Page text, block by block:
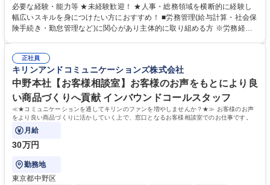
営を支えるゼネラリストをめざせます。 ・初期業務：労働時間管理、給与
計算、社会保険対応、福利厚生管理、安全衛生、健康経営推進等をお任せ
します。ご経験に応じて、休職者管理など、幅広く経験を積んでいただき
幅広く経験を積みたい意欲がある方に最適な環境です。 募集職種 【総
務・人事】未経験歓迎/日立グループ/組織運営を支えるゼネラリストを目
指す
必要な経験・能力等 ★未経験歓迎！ ★人事・総務領域を横断的に経験し
幅広いスキルを身につけたい方におすすめ！ ■労務管理(給与計算・社会保
険手続き・勤怠管理など)に関心があり主体的に取り組める方 ※労務経験
のご経験 ■労務管理（給与計算・社会保険手続き・勤怠管理など）の経験
■衛生管理者の資格をお持ちの方 学歴・資格 学歴：大学院 大学 高専 短大
専修学校 高校 語学力： 資格：
正社員
キリンアンドコミュニケーションズ株式会社
中野本社【お客様相談室】お客様のお声をもとにより良
い商品づくりへ貢献 インバウンドコールスタッフ
≪★コミュニケーションを通してキリンのファンを増やしませんか？★≫ お客様のお声
をより良い商品づくりに活かしていく上で、窓口となるお客様相談室でのお仕事です。
月給
30万円
勤務地
東京都中野区